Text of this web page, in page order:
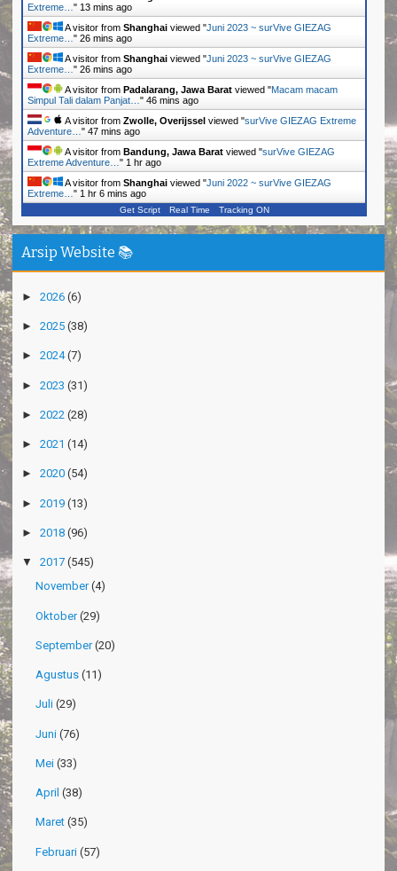
Extreme… " 13 mins ago
A visitor from Shanghai viewed "Juni 2023 ~ surVive GIEZAG
Extreme… " 26 mins ago
A visitor from Shanghai viewed "Juni 2023 ~ surVive GIEZAG
Extreme… " 26 mins ago
A visitor from Padalarang, Jawa Barat viewed "Macam macam
Simpul Tali dalam Panjat… " 46 mins ago
A visitor from Zwolle, Overijssel viewed "surVive GIEZAG Extreme
Adventure… " 47 mins ago
A visitor from Bandung, Jawa Barat viewed "surVive GIEZAG
Extreme Adventure… " 1 hr ago
A visitor from Shanghai viewed "Juni 2022 ~ surVive GIEZAG
Extreme… " 1 hr 6 mins ago
Get Script Real Time Tracking ON
Arsip Website 📚
► 2026 (6)
► 2025 (38)
► 2024(7)
► 2023 (31)
► 2022 (28)
► 2021 (14)
► 2020 (54)
► 2019 (13)
► 2018 (96)
▼ 2017 (545)
November(4)
Oktober(29)
September(20)
Agustus (11)
Juli (29)
Juni (76)
Mei (33)
April (38)
Maret (35)
Februari (57)